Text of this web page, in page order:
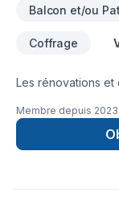
Balcon et/ou
Coffrage
Les rénovations et
Drain français,
Excavation,
Plancher, Salle de
Membre depuis 2023